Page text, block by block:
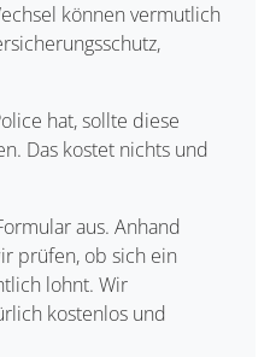
können vermutlich
hat, sollte diese
Das kostet nichts und
aus. Anhand
prüfen, ob sich ein
lohnt. Wir
kostenlos und